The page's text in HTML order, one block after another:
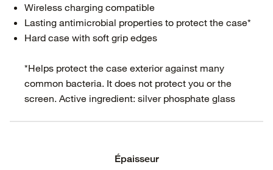
Wireless charging compatible
Lasting antimicrobial properties to protect the case*
Hard case with soft grip edges
*Helps protect the case exterior against many
common bacteria. It does not protect you or the
screen. Active ingredient: silver phosphate glass
Épaisseur